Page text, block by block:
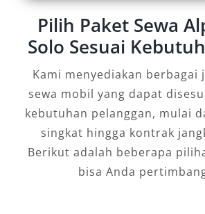
Permintaan terhadap sewa
Solo terus meningkat, seiring
kesadaran masyarakat akan
kenyamanan, keamanan, dan
dalam setiap perjalanan.
armada terbaru, pilihan
tarif yang bersaing, Salsa
mitra terpercaya yang siap
kebutuhan mobilitas Anda.
sekarang untuk rental Alphard
Pilih Paket Sewa
Solo Sesuai
Kami menyediakan berbagai
sewa mobil yang dapat
kebutuhan pelanggan, mulai
singkat hingga kontrak
Berikut adalah beberapa
bisa Anda